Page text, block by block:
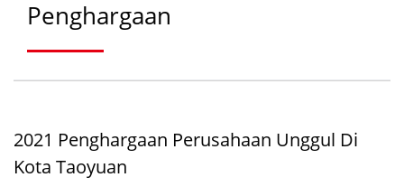
Penghargaan
2021 Penghargaan Perusahaan Unggul Di
Kota Taoyuan